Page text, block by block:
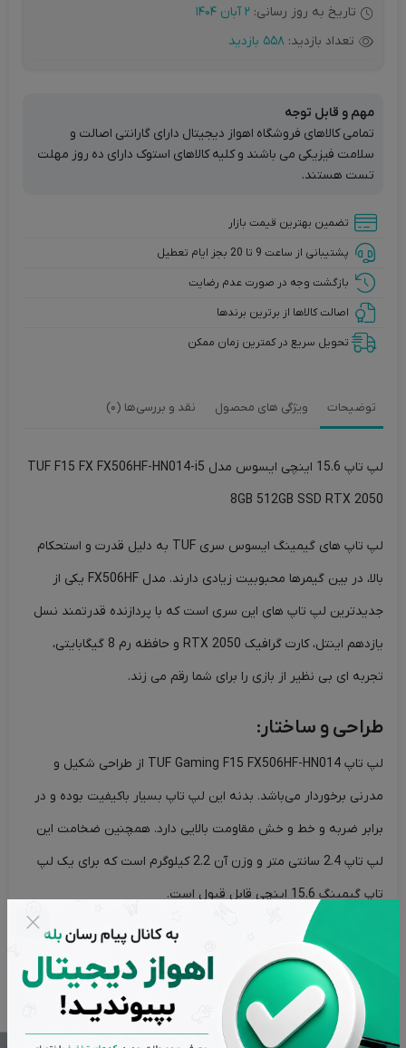
تاریخ به روز رسانی: 2 آبان 1404
تعداد بازدید: 558 بازدید
مهم و قابل توجه
تمامی کالاهای فروشگاه اهواز دیجیتال دارای گارانتی اصالت و
سلامت فیزیکی می باشند و کلیه کالاهای استوک دارای ده روز مهلت
تست هستند.
تضمین بهترین قیمت بازار
پشتیبانی از ساعت 9 تا 20 بجز ایام تعطیل
بازگشت وجه در صورت عدم رضایت
اصالت کالاها از برترین برندها
تحویل سریع در کمترین زمان ممکن
توضیحات ویژگی های محصول نقد و بررسی‌ها (0)
لپ تاپ 15.6 اینچی ایسوس مدل TUF F15 FX FX506HF-HN014-i5
8GB 512GB SSD RTX 2050
لپ تاپ های گیمینگ ایسوس سری TUF به دلیل قدرت و استحکام
بالا، در بین گیمرها محبوبیت زیادی دارند. مدل FX506HF یکی از
جدیدترین لپ تاپ های این سری است که با پردازنده قدرتمند نسل
یازدهم اینتل، کارت گرافیک RTX 2050 و حافظه رم 8 گیگابایتی،
تجربه ای بی نظیر از بازی را برای شما رقم می زند.
طراحی و ساختار:
لپ تاپ TUF Gaming F15 FX506HF-HN014 از طراحی شکیل و
مدرنی برخوردار می‌باشد. بدنه این لپ تاپ بسیار باکیفیت بوده و در
برابر ضربه و خط و خش مقاومت بالایی دارد. همچنین ضخامت این
لپ تاپ 2.4 سانتی متر و وزن آن 2.2 کیلوگرم است که برای یک لپ
تاپ گیمینگ 15.6 اینچی قابل قبول است.
صفحه نمایش:
این لپ تاپ مجهز به یک صفحه نمایش 15.6 اینچی Full HD با نرخ
تازه سازی 144 هرتز است. صفحه نمایش این لپ تاپ، تصاویر واضح